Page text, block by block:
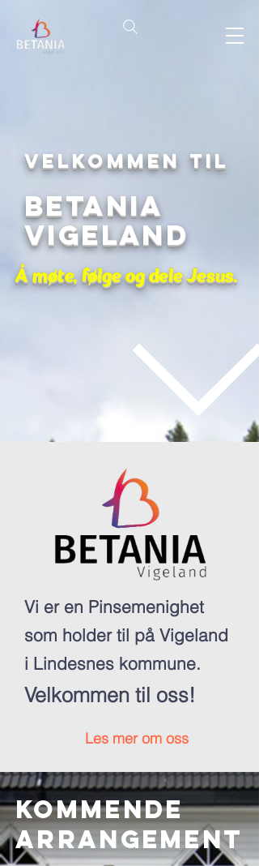
Velkommen til
Betania
Vigeland
Å møte, følge og dele Jesus.
Vi er en Pinsemenighet
som holder til på Vigeland
i Lindesnes kommune.
Velkommen til oss!
Les mer om oss
Kommende
ARRANGEMENT